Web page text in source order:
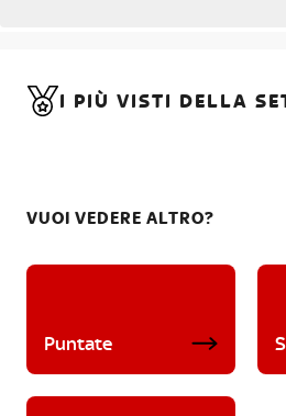
I PIÙ VISTI DELLA
VUOI VEDERE ALTRO?
Puntate